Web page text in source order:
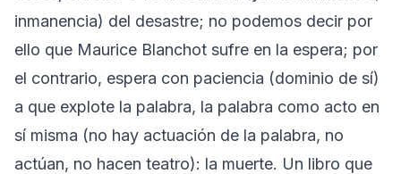
inmanencia) del desastre; no podemos decir por
ello que Maurice Blanchot sufre en la espera; por
el contrario, espera con paciencia (dominio de sí)
a que explote la palabra, la palabra como acto en
sí misma (no hay actuación de la palabra, no
actúan, no hacen teatro): la muerte. Un libro que